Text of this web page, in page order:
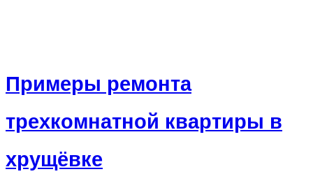
Примеры ремонта
трехкомнатной квартиры в
хрущёвке